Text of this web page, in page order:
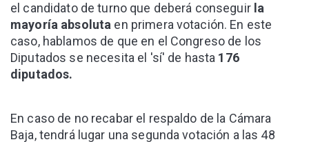
el candidato de turno que deberá conseguir la
mayoría absoluta en primera votación. En este
caso, hablamos de que en el Congreso de los
Diputados se necesita el 'sí' de hasta 176
diputados.
En caso de no recabar el respaldo de la Cámara
Baja, tendrá lugar una segunda votación a las 48